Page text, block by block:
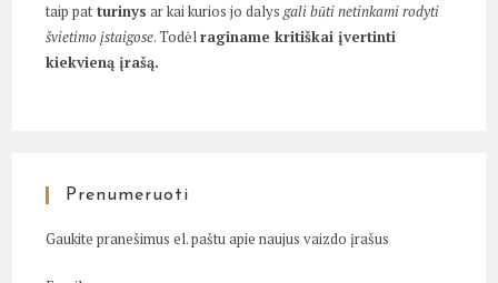
taip pat turinys ar kai kurios jo dalysgali būti netinkami rodyti
švietimo įstaigose. Todėlraginame kritiškai įvertinti
kiekvieną įrašą.
Prenumeruoti
Gaukite pranešimus el. paštu apie naujus vaizdo įrašus